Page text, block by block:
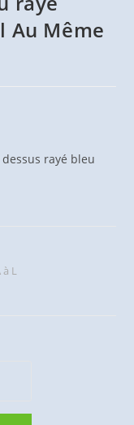
Au Même
rayé bleu
L